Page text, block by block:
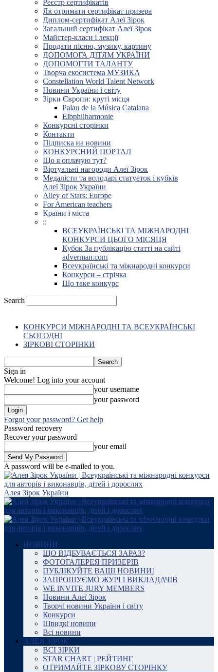
Реєстр сертифікатів
Як отримати сертифікат призера
Диплом-сертифікат Алеї Зірок
Загальний сертифікат Алеї Зірок
Майстер-класи і лекції
Продати пісню, музику, картину
ДОПОМОГА ДІТЯМ УКРАЇНИ
ДОПОМОГТИ ТАЛАНТУ
Творча екосистема МУЗИКА
Constellation World Talent Network
Новини України і світу
Зірки Європи: круті місця
Palau de la Música Catalana
Elbphilharmonie
Конкурсні сторінки
Контакти
Підписка на новини
КОНКУРСНИЙ ПОРТАЛ
Що я оплачую тут?
Віртуальні нагороди Алеї Зірок
Медалісти та володарі статуеток і кубків
Алеї Зірок України
Alley of Stars: Europe
For American teachers
Країни і міста
::
ВСЕУКРАЇНСЬКІ ТА МІЖНАРОДНІ
КОНКУРСИ ЦЬОГО МІСЯЦЯ
Кубок За публікацію статті на сайті
adverman.com
Всеукраїнські та міжнародні конкурси
Конкурси – стрічка
Що таке конкурс
Search
КОНКУРСИ МІЖНАРОДНІ ТА ВСЕУКРАЇНСЬКІ
СЬОГОДНІ
ЗІРКОВІ СТОРІНКИ
Sign in
Welcome! Log into your account
your username
your password
Forgot your password? Get help
Password recovery
Recover your password
your email
A password will be e-mailed to you.
Алея Зірок України
НОВИНИ
ЩО ВІДБУВАЄТЬСЯ ЗАРАЗ?
ФОТОГАЛЕРЕЯ ПРИЗЕРІВ
ПУБЛІКУЙТЕ ВАШІ НОВИНИ!
ЗАПРОШУЄМО ЖУРІ І ВИКЛАДАЧІВ
WE INVITE JURY MEMBERS
Новини Алеї Зірок
Творчі новини України і світу
Конкурси
Швидкі новини
Всі новини
АЛЕЯ ЗІРОК
ВСІ ЗІРКИ
STAR CHART | РЕЙТИНГ
ОТРИМАЙТЕ ЗІРКОВУ СТОРІНКУ